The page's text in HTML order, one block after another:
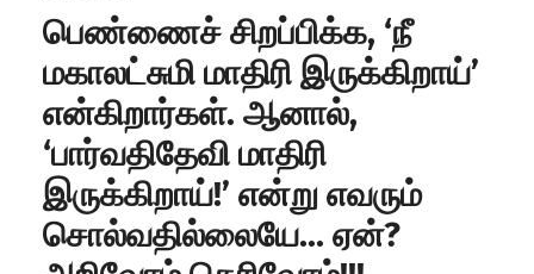
பெண்ணைச் சிறப்பிக்க, ‘நீ
மகாலட்சுமி மாதிரி இருக்கிறாய்’
என்கிறார்கள். ஆனால்,
‘பார்வதிதேவி மாதிரி
இருக்கிறாய்!’ என்று எவரும்
சொல்வதில்லையே… ஏன்?